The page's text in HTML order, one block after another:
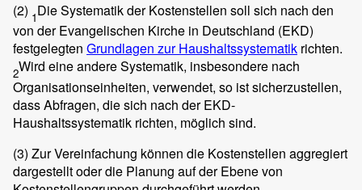
(2) 1Die Systematik der Kostenstellen soll sich nach den
von der Evangelischen Kirche in Deutschland (EKD)
festgelegten Grundlagen zur Haushaltssystematik richten.
2Wird eine andere Systematik, insbesondere nach
Organisationseinheiten, verwendet, so ist sicherzustellen,
dass Abfragen, die sich nach der EKD-
Haushaltssystematik richten, möglich sind.
(3) Zur Vereinfachung können die Kostenstellen aggregiert
dargestellt oder die Planung auf der Ebene von